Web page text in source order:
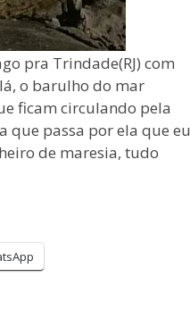
pra Trindade(RJ) com
o barulho do mar
ficam circulando pela
que passa por ela que eu
de maresia, tudo